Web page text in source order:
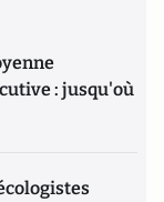
: jusqu'où